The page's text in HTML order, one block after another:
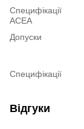
Специфікації
ACEA
Допуски
Специфікації
Відгуки